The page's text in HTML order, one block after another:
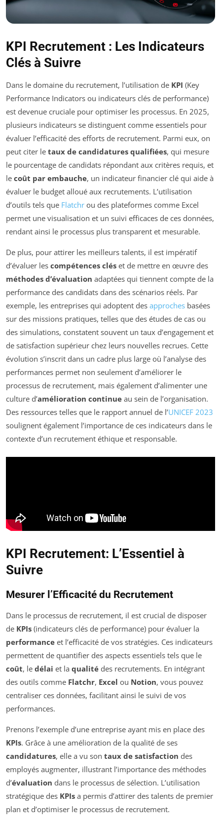
KPI Recrutement : Les Indicateurs
Clés à Suivre
Dans le domaine du recrutement, l’utilisation de KPI (Key
Performance Indicators ou indicateurs clés de performance)
est devenue cruciale pour optimiser les processus. En 2025,
plusieurs indicateurs se distinguent comme essentiels pour
évaluer l’efficacité des efforts de recrutement. Parmi eux, on
peut citer le taux de candidatures qualifiées, qui mesure
le pourcentage de candidats répondant aux critères requis, et
le coût par embauche, un indicateur financier clé qui aide à
évaluer le budget alloué aux recrutements. L’utilisation
d’outils tels que Flatchr ou des plateformes comme Excel
permet une visualisation et un suivi efficaces de ces données,
rendant ainsi le processus plus transparent et mesurable.
De plus, pour attirer les meilleurs talents, il est impératif
d’évaluer les compétences clés et de mettre en œuvre des
méthodes d’évaluation adaptées qui tiennent compte de la
performance des candidats dans des scénarios réels. Par
exemple, les entreprises qui adoptent des approches basées
sur des missions pratiques, telles que des études de cas ou
des simulations, constatent souvent un taux d’engagement et
de satisfaction supérieur chez leurs nouvelles recrues. Cette
évolution s’inscrit dans un cadre plus large où l’analyse des
performances permet non seulement d’améliorer le
processus de recrutement, mais également d’alimenter une
culture d’amélioration continue au sein de l’organisation.
Des ressources telles que le rapport annuel de l’UNICEF 2023
soulignent également l’importance de ces indicateurs dans le
contexte d’un recrutement éthique et responsable.
KPI Recrutement: L’Essentiel à
Suivre
Mesurer l’Efficacité du Recrutement
Dans le processus de recrutement, il est crucial de disposer
de KPIs (indicateurs clés de performance) pour évaluer la
performance et l’efficacité de vos stratégies. Ces indicateurs
permettent de quantifier des aspects essentiels tels que le
coût, le délai et la qualité des recrutements. En intégrant
des outils comme Flatchr, Excel ou Notion, vous pouvez
centraliser ces données, facilitant ainsi le suivi de vos
performances.
Prenons l’exemple d’une entreprise ayant mis en place des
KPIs. Grâce à une amélioration de la qualité de ses
candidatures, elle a vu son taux de satisfaction des
employés augmenter, illustrant l’importance des méthodes
d’évaluation dans le processus de sélection. L’utilisation
stratégique des KPIs a permis d’attirer des talents de premier
plan et d’optimiser le processus de recrutement.